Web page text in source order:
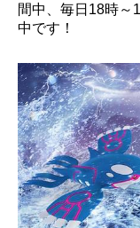
間中、毎日18時～
中です！